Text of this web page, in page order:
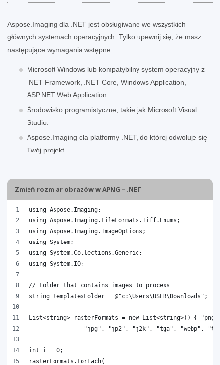
Aspose.Imaging dla .NET jest obsługiwane we wszystkich
głównych systemach operacyjnych. Tylko upewnij się, że masz
następujące wymagania wstępne.
Microsoft Windows lub kompatybilny system operacyjny z
.NET Framework, .NET Core, Windows Application,
ASP.NET Web Application.
Środowisko programistyczne, takie jak Microsoft Visual
Studio.
Aspose.Imaging dla platformy .NET, do której odwołuje się
Twój projekt.
Zmień rozmiar obrazów w APNG – .NET